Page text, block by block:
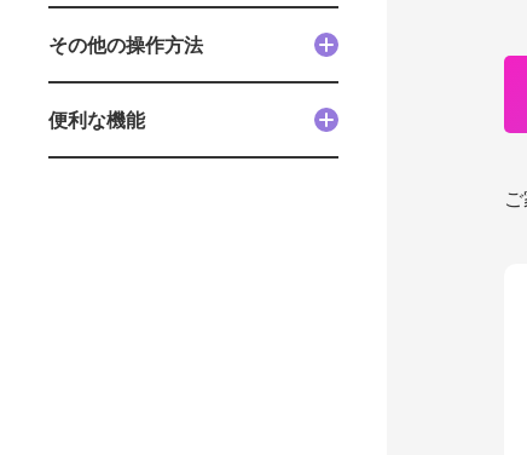
その他の操作方法
便利な機能